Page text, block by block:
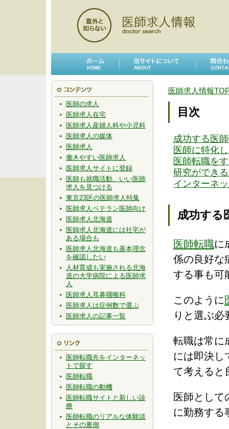
医師の求人
医師求人在宅
医師求人産婦人科や小児科
医師求人の媒体
医師求人
働きやすい医師求人
医師求人サイトに登録
医師も就職活動、いい医師
求人を見つける
東京23区の医師求人特集
医師求人ベテラン医師向け
医師求人北海道
医師求人北海道には社宅が
ある場合も
医師求人北海道も基本理念
を確認したい
人材育成も実施される北海
道の大学病院による医師求
人
医師求人耳鼻咽喉科
医師求人は症例数で選ぶ
医師求人の記事一覧
医師転職先をインターネッ
トで探す
医師転職
医師転職の動機
医師転職サイトと新しい診
療
医師転職のリアルな体験談
とその裏側
医師求人情報
目次
成功する医
医師に特化
医師転職を
研究ができ
インターネ
成功する
医師転職に
係の良好な
する事も可
このように
りと選ぶ必
転職は常に
には即決し
て考えると
医師として
に勤務する